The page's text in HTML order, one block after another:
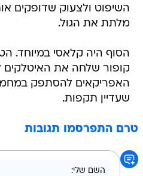
השיפוט ולצעוק שדופקים
מלתת את הגול.
הסוף היה קלאסי במיוחד.
קופור שלחה את האיטלקים
האפריקאים להסתפק
שעדיין תקפות.
טרם התפרסמו תגובות